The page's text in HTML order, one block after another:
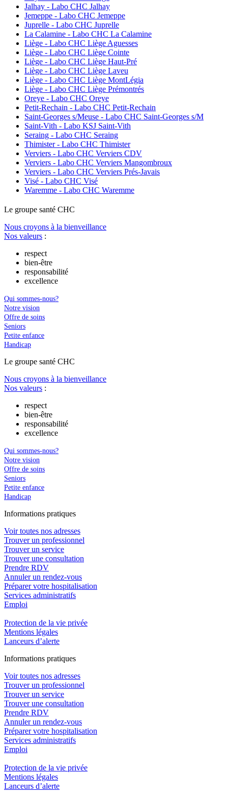
Jalhay - Labo CHC Jalhay
Jemeppe - Labo CHC Jemeppe
Juprelle - Labo CHC Juprelle
La Calamine - Labo CHC La Calamine
Liège - Labo CHC Liège Aguesses
Liège - Labo CHC Liège Cointe
Liège - Labo CHC Liège Haut-Pré
Liège - Labo CHC Liège Laveu
Liège - Labo CHC Liège MontLégia
Liège - Labo CHC Liège Prémontrés
Oreye - Labo CHC Oreye
Petit-Rechain - Labo CHC Petit-Rechain
Saint-Georges s/Meuse - Labo CHC Saint-Georges s/M
Saint-Vith - Labo KSJ Saint-Vith
Seraing - Labo CHC Seraing
Thimister - Labo CHC Thimister
Verviers - Labo CHC Verviers CDV
Verviers - Labo CHC Verviers Mangombroux
Verviers - Labo CHC Verviers Prés-Javais
Visé - Labo CHC Visé
Waremme - Labo CHC Waremme
Le groupe santé CHC
Nous croyons à la bienveillance
Nos valeurs :
respect
bien-être
responsabilité
excellence
Qui sommes-nous?
Notre vision
Offre de soins
Seniors
Petite enfance
Handicap
Le groupe santé CHC
Nous croyons à la bienveillance
Nos valeurs :
respect
bien-être
responsabilité
excellence
Qui sommes-nous?
Notre vision
Offre de soins
Seniors
Petite enfance
Handicap
Informations pratiques
Voir toutes nos adresses
Trouver un professionnel
Trouver un service
Trouver une consultation
Prendre RDV
Annuler un rendez-vous
Préparer votre hospitalisation
Services administratifs
Emploi​
Protection de la vie privée
Mentions légales
Lanceurs d’alerte
Informations pratiques
Voir toutes nos adresses
Trouver un professionnel
Trouver un service
Trouver une consultation
Prendre RDV
Annuler un rendez-vous
Préparer votre hospitalisation
Services administratifs
Emploi​
Protection de la vie privée
Mentions légales
Lanceurs d’alerte